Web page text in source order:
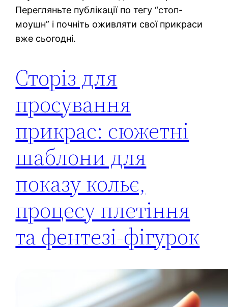
Перегляньте публікації по тегу “стоп-
моушн” і почніть оживляти свої прикраси
вже сьогодні.
Сторіз для
просування
прикрас: сюжетні
шаблони для
показу кольє,
процесу плетіння
та фентезі-фігурок